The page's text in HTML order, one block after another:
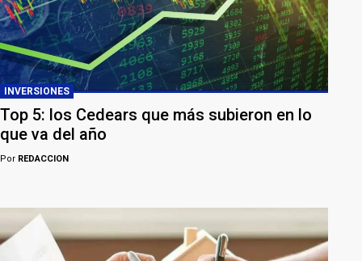
INVERSIONES
Top 5: los Cedears que más subieron en lo
que va del año
Por REDACCION